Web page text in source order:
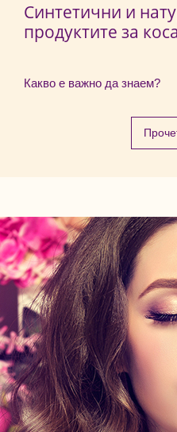
Синтетични и
продуктите за
Какво е важно да знаем?